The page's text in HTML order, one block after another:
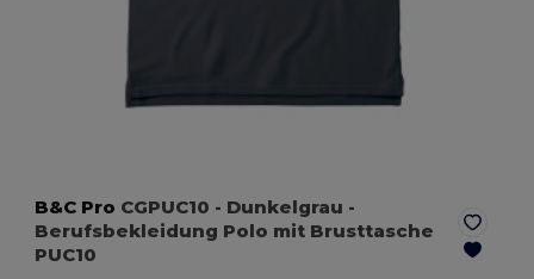
B&C Pro CGPUC10 - Dunkelgrau -
Berufsbekleidung Polo mit Brusttasche
PUC10